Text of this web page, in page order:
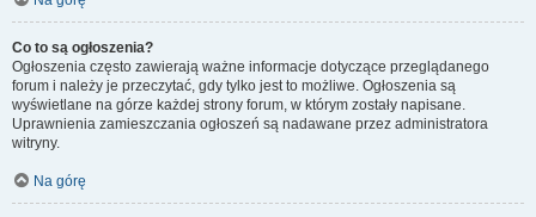
Co to są ogłoszenia?
Ogłoszenia często zawierają ważne informacje dotyczące przeglądanego
forum i należy je przeczytać, gdy tylko jest to możliwe. Ogłoszenia są
wyświetlane na górze każdej strony forum, w którym zostały napisane.
Uprawnienia zamieszczania ogłoszeń są nadawane przez administratora
witryny.
Na górę